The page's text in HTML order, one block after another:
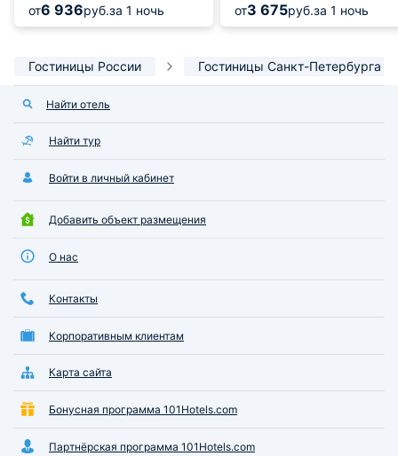
от6 936руб.за 1 ночь от3 675руб.за 1 ночь
Гостиницы России Гостиницы Санкт-Петербурга
Найти отель
Найти тур
Войти в личный кабинет
Добавить объект размещения
О нас
Контакты
Корпоративным клиентам
Карта сайта
Бонусная программа 101Hotels.com
Партнёрская программа 101Hotels.com